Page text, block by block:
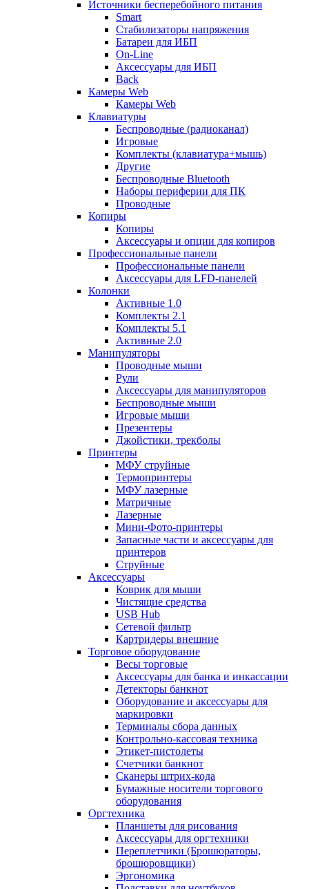
Источники бесперебойного питания
Smart
Стабилизаторы напряжения
Батареи для ИБП
On-Line
Аксессуары для ИБП
Back
Камеры Web
Камеры Web
Клавиатуры
Беспроводные (радиоканал)
Игровые
Комплекты (клавиатура+мышь)
Другие
Беспроводные Bluetooth
Наборы периферии для ПК
Проводные
Копиры
Копиры
Аксессуары и опции для копиров
Профессиональные панели
Профессиональные панели
Аксессуары для LFD-панелей
Колонки
Активные 1.0
Комплекты 2.1
Комплекты 5.1
Активные 2.0
Манипуляторы
Проводные мыши
Рули
Аксессуары для манипуляторов
Беспроводные мыши
Игровые мыши
Презентеры
Джойстики, трекболы
Принтеры
МФУ струйные
Термопринтеры
МФУ лазерные
Матричные
Лазерные
Мини-Фото-принтеры
Запасные части и аксессуары для
принтеров
Струйные
Аксессуары
Коврик для мыши
Чистящие средства
USB Hub
Сетевой фильтр
Картридеры внешние
Торговое оборудование
Весы торговые
Аксессуары для банка и инкассации
Детекторы банкнот
Оборудование и аксессуары для
маркировки
Терминалы сбора данных
Контрольно-кассовая техника
Этикет-пистолеты
Счетчики банкнот
Сканеры штрих-кода
Бумажные носители торгового
оборудования
Оргтехника
Планшеты для рисования
Аксессуары для оргтехники
Переплетчики (Брошюраторы,
брошюровщики)
Эргономика